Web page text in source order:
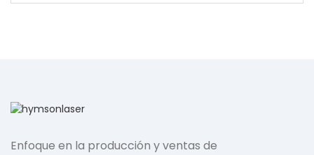
Enfoque en la producción y ventas de